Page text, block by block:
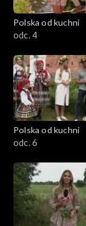
Polska od kuchni
odc. 4
Polska od kuchni
odc. 6